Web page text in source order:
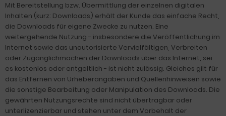
Mit Bereitstellung bzw. Übermittlung der einzelnen digitalen
Inhalten (kurz: Downloads) erhält der Kunde das einfache Recht,
die Downloads für eigene Zwecke zu nutzen. Eine
weitergehende Nutzung - insbesondere die Veröffentlichung im
Internet sowie das unautorisierte Vervielfältigen, Verbreiten
oder Zugänglichmachen der Downloads über das Internet, sei
es kostenlos oder entgeltlich - ist nicht zulässig. Gleiches gilt für
das Entfernen von Urheberangaben und Quellenhinweisen sowie
die sonstige Bearbeitung oder Manipulation des Downloads. Die
gewährten Nutzungsrechte sind nicht übertragbar oder
unterlizenzierbar und stehen unter dem Vorbehalt der